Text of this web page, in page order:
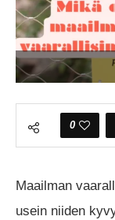
0
Maailman
usein niiden